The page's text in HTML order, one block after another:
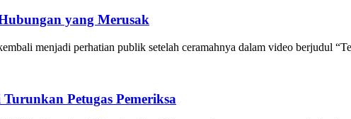
yang Merusak
menjadi perhatian publik setelah ceramahnya dalam video berjudul
Petugas Pemeriksa